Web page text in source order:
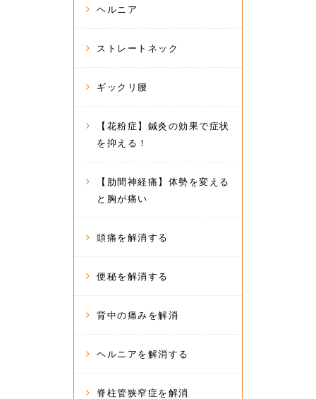
ヘルニア
ストレートネック
ギックリ腰
【花粉症】鍼灸の効果で症状
を抑える！
【肋間神経痛】体勢を変える
と胸が痛い
頭痛を解消する
便秘を解消する
背中の痛みを解消
ヘルニアを解消する
脊柱管狭窄症を解消